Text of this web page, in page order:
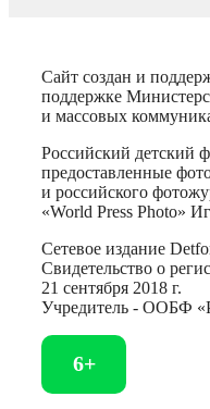
Сайт создан и
поддержке
и массовых
Российский детский
предоставленные
и российского
«World Press Photo»
Сетевое издание
Свидетельство о
21 сентября 2018 г.
Учредитель - ООБФ
6+